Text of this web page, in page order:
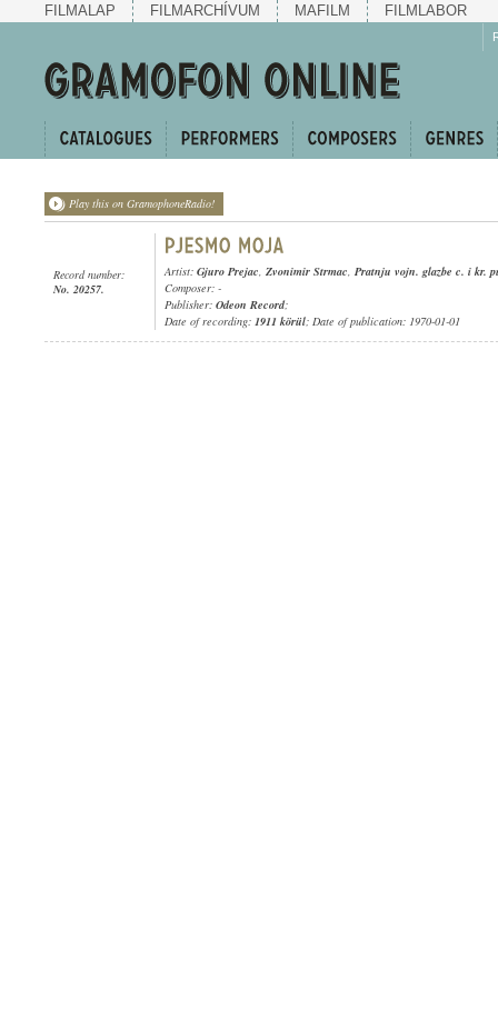
FILMALAP FILMARCHÍVUM MAFILM FILMLABOR
Play this on GramophoneRadio!
Record number:
No. 20257.
Artist: Gjuro Prejac, Zvonimir Strmac, Pratnju vojn. glazbe c. i kr.
Composer: -
Publisher: Odeon Record;
Date of recording: 1911 körül; Date of publication: 1970-01-01